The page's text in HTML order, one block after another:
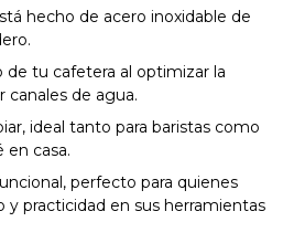
hecho de acero inoxidable de
de tu cafetera al optimizar la
canales de agua.
ideal tanto para baristas como
en casa.
perfecto para quienes
y practicidad en sus herramientas